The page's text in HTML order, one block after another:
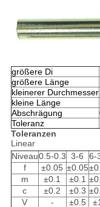
größere Di
größere Länge
kleinerer Durchmesser
kleine Länge
Abschrägung
Toleranz
Toleranzen
Linear
Niveau0.5-0.3 3-6 6-
f
±0.05 ±0.05
m
±0.1 ±0.1
c
±0.2 ±0.3
V
- ±0.5 ±1